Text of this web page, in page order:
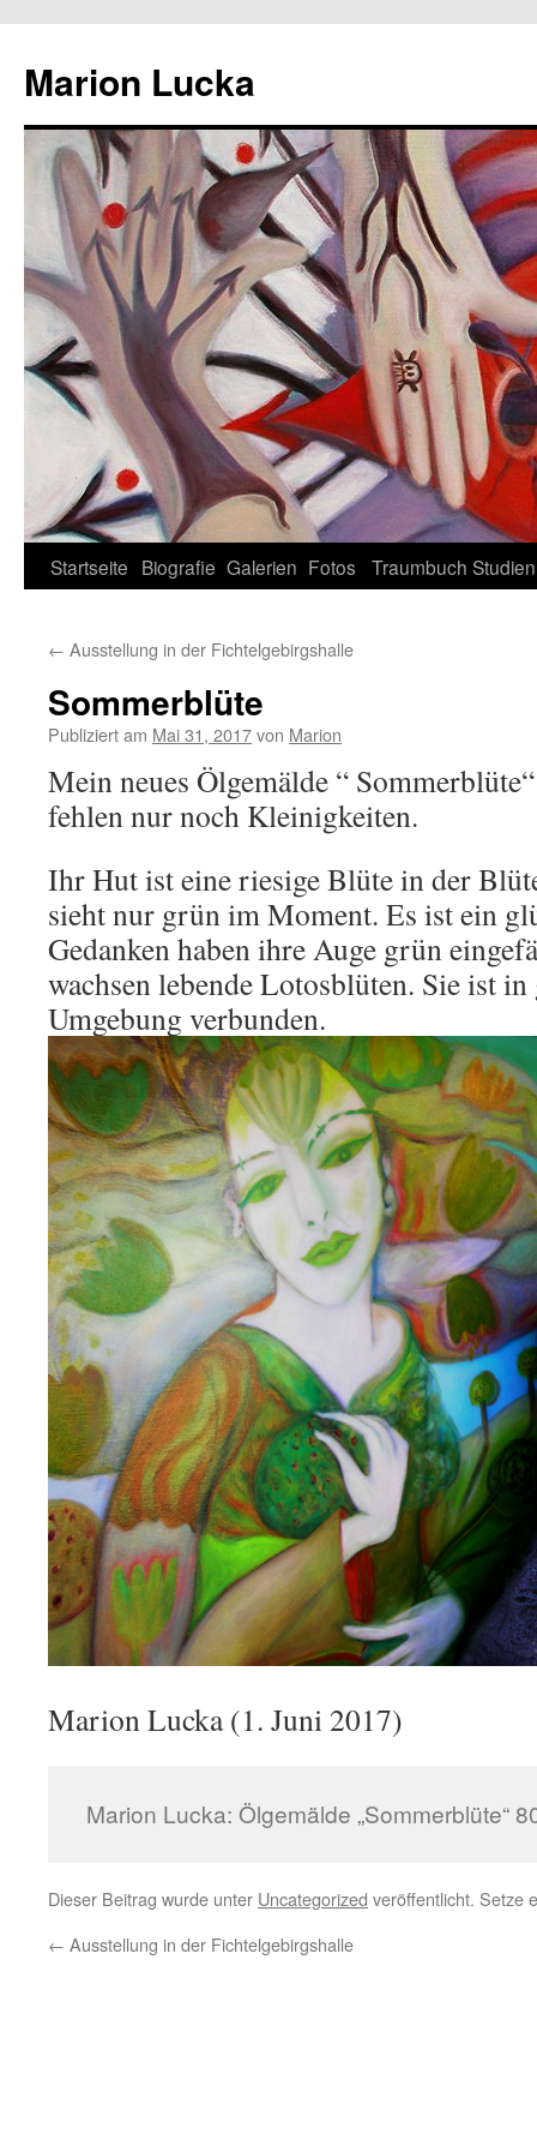
Marion Lucka
Zum
springen
Startseite Biografie Galerien Fotos Traumbuch Studien
← Ausstellung in der Fichtelgebirgshalle
Sommerblüte
Publiziert am Mai 31, 2017von Marion
Mein neues Ölgemälde “
fehlen nur noch Kleinigkeiten.
Ihr Hut ist eine riesige Blüte in der
sieht nur grün im Moment. Es ist ein
Gedanken haben ihre Auge grün
wachsen lebende Lotosblüten. Sie ist
Umgebung verbunden.
Marion Lucka (1. Juni 2017)
Marion Lucka: Ölgemälde „Sommerblüte“
Dieser Beitrag wurde unter Uncategorized veröffentlicht. Setze
← Ausstellung in der Fichtelgebirgshalle